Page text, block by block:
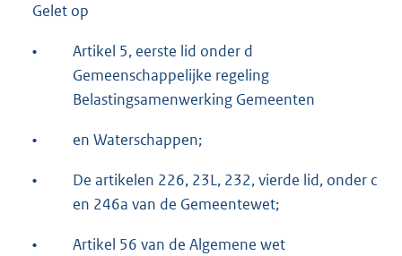
Gelet op
•
Artikel 5, eerste lid onder d
Gemeenschappelijke regeling
Belastingsamenwerking Gemeenten
• en Waterschappen;
•
De artikelen 226, 23L, 232, vierde lid, onder c
en 246a van de Gemeentewet;
•
Artikel 56 van de Algemene wet